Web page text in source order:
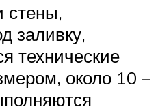
стены,
заливку,
технические
около 10 –